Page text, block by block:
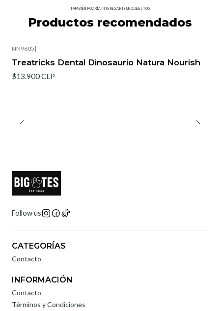
TAMBIÉN PODRÍA INTERESARTE UNO DE ESTOS
Productos recomendados
NN9605 |
Treatricks Dental Dinosaurio Natura Nourish
$13.900 CLP
Follow us
CATEGORÍAS
Contacto
INFORMACIÓN
Contacto
Términos y Condiciones